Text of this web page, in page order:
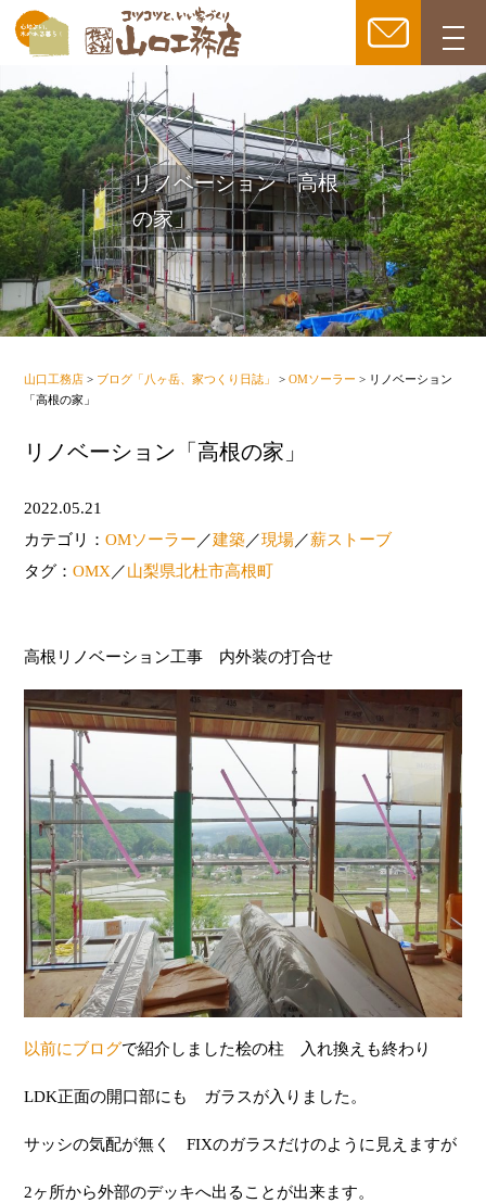
リノベーション「高根
の家」
山口工務店 > ブログ「八ヶ岳、家つくり日誌」 >OMソーラー > リノベーション
「高根の家」
リノベーション「高根の家」
2022.05.21
カテゴリ：OMソーラー ／建築／現場／薪ストーブ
タグ：OMX ／山梨県北杜市高根町
高根リノベーション工事 内外装の打合せ
以前にブログで紹介しました桧の柱 入れ換えも終わり
LDK正面の開口部にも ガラスが入りました。
サッシの気配が無く FIXのガラスだけのように見えますが
2ヶ所から外部のデッキへ出ることが出来ます。